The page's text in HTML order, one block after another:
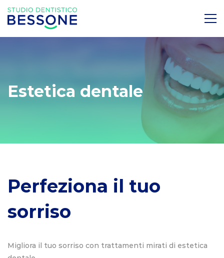
Estetica dentale
Perfeziona il tuo
sorriso
Migliora il tuo sorriso con trattamenti mirati di estetica